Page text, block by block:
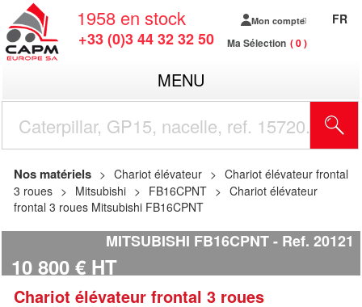
1958 en stock
+33 (0)3 44 32 32 50
Mon compte
Ma Sélection 0
FR
MENU
Nos matériels Chariot élévateur
Chariot élévateur frontal
3 roues
Mitsubishi FB16CPNT
Chariot élévateur
frontal 3 roues Mitsubishi FB16CPNT
MITSUBISHI FB16CPNT Ref. 20121
10 800 € HT
Chariot élévateur frontal 3 roues